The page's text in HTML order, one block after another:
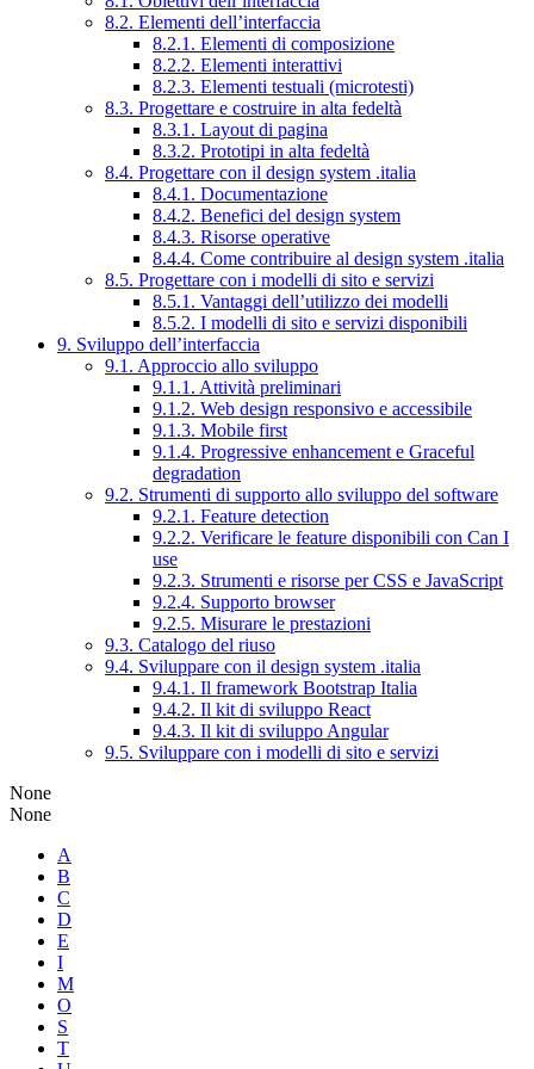
8.2. Elementi dell’interfaccia
8.2.1. Elementi di composizione
8.2.2. Elementi interattivi
8.2.3. Elementi testuali (microtesti)
8.3. Progettare e costruire in alta fedeltà
8.3.1. Layout di pagina
8.3.2. Prototipi in alta fedeltà
8.4. Progettare con il design system .italia
8.4.1. Documentazione
8.4.2. Benefici del design system
8.4.3. Risorse operative
8.4.4. Come contribuire al design system .italia
8.5. Progettare con i modelli di sito e servizi
8.5.1. Vantaggi dell’utilizzo dei modelli
8.5.2. I modelli di sito e servizi disponibili
9. Sviluppo dell’interfaccia
9.1. Approccio allo sviluppo
9.1.1. Attività preliminari
9.1.2. Web design responsivo e accessibile
9.1.3. Mobile first
9.1.4. Progressive enhancement e Graceful
degradation
9.2. Strumenti di supporto allo sviluppo del software
9.2.1. Feature detection
9.2.2. Verificare le feature disponibili con Can I
use
9.2.3. Strumenti e risorse per CSS e JavaScript
9.2.4. Supporto browser
9.2.5. Misurare le prestazioni
9.3. Catalogo del riuso
9.4. Sviluppare con il design system .italia
9.4.1. Il framework Bootstrap Italia
9.4.2. Il kit di sviluppo React
9.4.3. Il kit di sviluppo Angular
9.5. Sviluppare con i modelli di sito e servizi
None
None
A
B
C
D
E
I
M
O
S
T